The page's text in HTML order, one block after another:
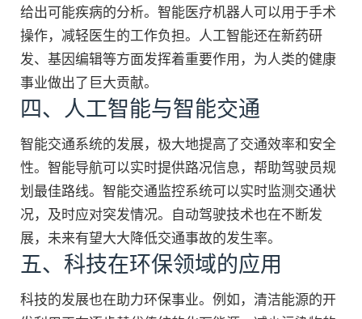
给出可能疾病的分析。智能医疗机器人可以用于手术
操作，减轻医生的工作负担。人工智能还在新药研
发、基因编辑等方面发挥着重要作用，为人类的健康
事业做出了巨大贡献。
四、人工智能与智能交通
智能交通系统的发展，极大地提高了交通效率和安全
性。智能导航可以实时提供路况信息，帮助驾驶员规
划最佳路线。智能交通监控系统可以实时监测交通状
况，及时应对突发情况。自动驾驶技术也在不断发
展，未来有望大大降低交通事故的发生率。
五、科技在环保领域的应用
科技的发展也在助力环保事业。例如，清洁能源的开